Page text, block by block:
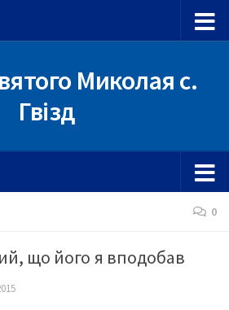
Миколая с.
Гвізд
0
що його я вподобав